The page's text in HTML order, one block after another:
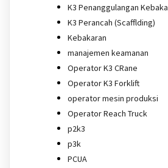
K3 Penanggulangan
K3 Perancah (Scafflding)
Kebakaran
manajemen keamanan
Operator K3 CRane
Operator K3 Forklift
operator mesin produksi
Operator Reach Truck
p2k3
p3k
PCUA